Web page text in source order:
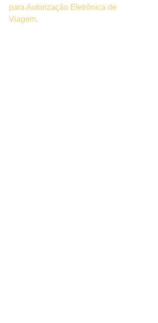
para Autorização Eletrônica de
Viagem.